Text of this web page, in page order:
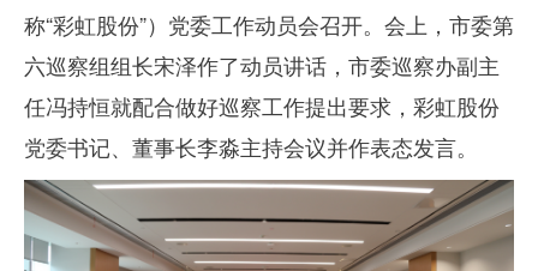
称“彩虹股份”）党委工作动员会召开。会上，市委第
六巡察组组长宋泽作了动员讲话，市委巡察办副主
任冯持恒就配合做好巡察工作提出要求，彩虹股份
党委书记、董事长李淼主持会议并作表态发言。